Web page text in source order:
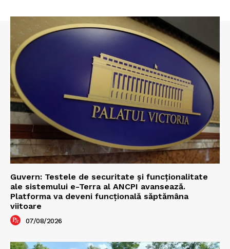
Guvern: Testele de securitate și funcționalitate
ale sistemului e-Terra al ANCPI avansează.
Platforma va deveni funcțională săptămâna
viitoare
07/08/2026